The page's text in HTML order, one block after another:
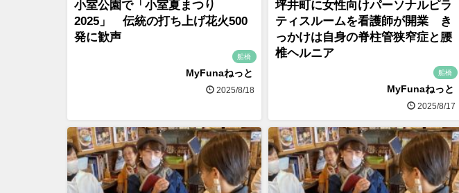
小室公園で「小室夏まつり
2025」 伝統の打ち上げ花火500
発に歓声
船橋
MyFunaねっと
2025/8/18
坪井町に女性向けパーソナルピラ
ティスルームを看護師が開業 き
っかけは自身の脊柱管狭窄症と腰
椎ヘルニア
船橋
MyFunaねっと
2025/8/17